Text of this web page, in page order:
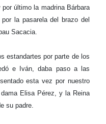
último la madrina Bárbara
la pasarela del brazo del
Sacacia.
estandartes por parte de los
e Iván, daba paso a las
esta vez por nuestro
Elisa Pérez, y la Reina
su padre.